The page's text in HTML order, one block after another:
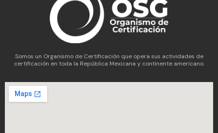
Somos un Organismo de Certificación que opera sus actividades de
certificación en toda la República Mexicana y continente americano.